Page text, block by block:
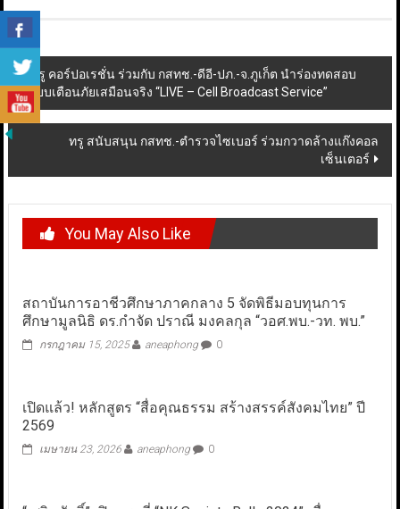
Post
navigation
ทรู คอร์ปอเรชั่น ร่วมกับ กสทช.-ดีอี-ปภ.-จ.ภูเก็ต นำร่องทดสอบ
ระบบเตือนภัยเสมือนจริง “LIVE – Cell Broadcast Service”
ทรู สนับสนุน กสทช.-ตำรวจไซเบอร์ ร่วมกวาดล้างแก๊งคอล
เซ็นเตอร์
You May Also Like
สถาบันการอาชีวศึกษาภาคกลาง 5 จัดพิธีมอบทุนการ
ศึกษามูลนิธิ ดร.กำจัด ปราณี มงคลกุล “วอศ.พบ.-วท. พบ.”
กรกฎาคม 15, 2025 aneaphong 0
เปิดแล้ว! หลักสูตร “สื่อคุณธรรม สร้างสรรค์สังคมไทย” ปี
2569
เมษายน 23, 2026 aneaphong 0